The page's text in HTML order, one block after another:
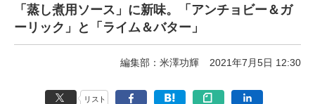
「蒸し煮用ソース」に新味。「アンチョビー＆ガ
ーリック」と「ライム＆バター」
編集部：米澤功輝 2021年7月5日 12:30
リスト